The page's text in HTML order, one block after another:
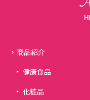
商品紹介
健康食品
化粧品